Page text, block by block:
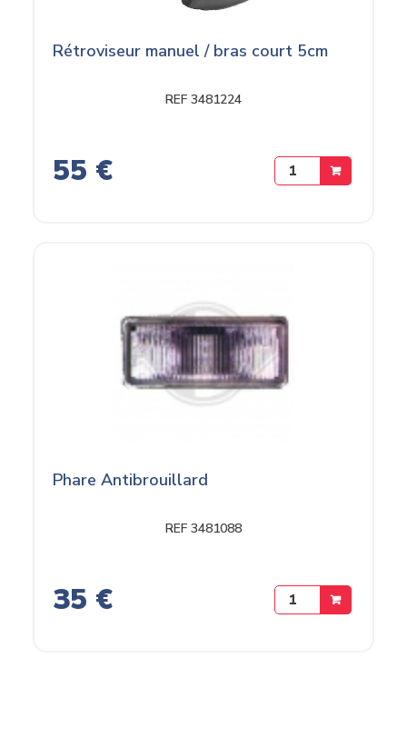
Rétroviseur manuel / bras court 5cm
REF 3481224
55 €
Phare Antibrouillard
REF 3481088
35 €